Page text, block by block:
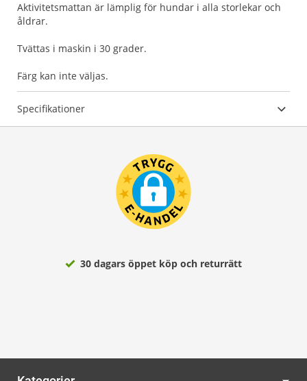
Aktivitetsmattan är lämplig för hundar i alla storlekar och
åldrar.
Tvättas i maskin i 30 grader.
Färg kan inte väljas.
Specifikationer
30 dagars öppet köp och returrätt